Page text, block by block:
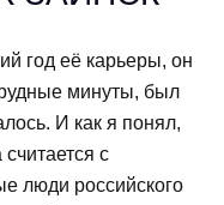
год её карьеры, он
минуты, был
И как я понял,
с
люди российского